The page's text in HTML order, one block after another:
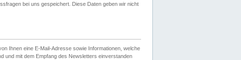
bei uns gespeichert. Diese Daten geben wir nicht
Ihnen eine E-Mail-Adresse sowie Informationen, welche
und mit dem Empfang des Newsletters einverstanden